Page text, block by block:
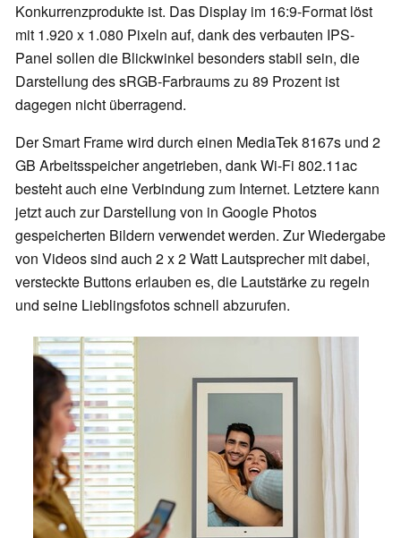
Konkurrenzprodukte ist. Das Display im 16:9-Format löst
mit 1.920 x 1.080 Pixeln auf, dank des verbauten IPS-
Panel sollen die Blickwinkel besonders stabil sein, die
Darstellung des sRGB-Farbraums zu 89 Prozent ist
dagegen nicht überragend.
Der Smart Frame wird durch einen MediaTek 8167s und 2
GB Arbeitsspeicher angetrieben, dank Wi-Fi 802.11ac
besteht auch eine Verbindung zum Internet. Letztere kann
jetzt auch zur Darstellung von in Google Photos
gespeicherten Bildern verwendet werden. Zur Wiedergabe
von Videos sind auch 2 x 2 Watt Lautsprecher mit dabei,
versteckte Buttons erlauben es, die Lautstärke zu regeln
und seine Lieblingsfotos schnell abzurufen.